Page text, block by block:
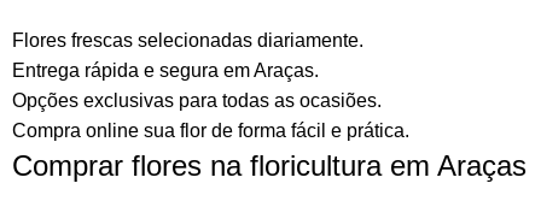
Flores frescas selecionadas diariamente.
Entrega rápida e segura em Araças.
Opções exclusivas para todas as ocasiões.
Compra online sua flor de forma fácil e prática.
Comprar flores na floricultura em Araças